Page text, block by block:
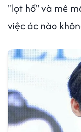
"lọt hố" và mê
việc ác nào